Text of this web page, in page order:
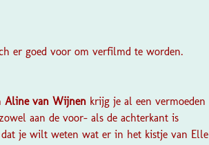
er goed voor om verfilmd te worden.
Aline van Wijnen krijg je al een vermoeden
aan de voor- als de achterkant is
je wilt weten wat er in het kistje van Elle